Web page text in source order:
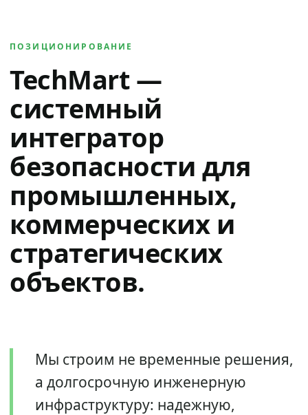
ПОЗИЦИОНИРОВАНИЕ
TechMart —
системный
интегратор
безопасности для
промышленных,
коммерческих и
стратегических
объектов.
Мы строим не временные решения,
а долгосрочную инженерную
инфраструктуру: надежную,